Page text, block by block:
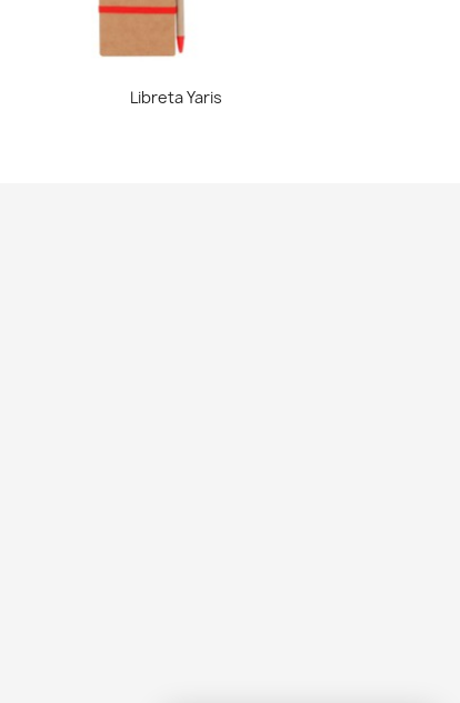
 Vista rápida
Libreta Yaris